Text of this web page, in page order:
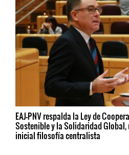
EAJ-PNV respalda la Ley de
Sostenible y la Solidaridad Global,
inicial filosofía centralista